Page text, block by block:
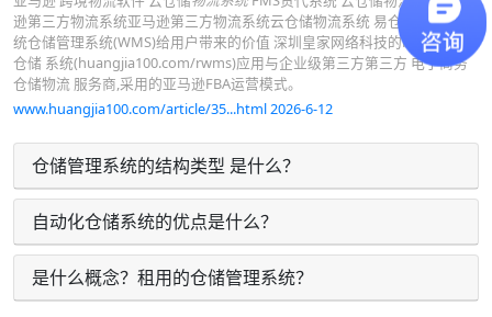
逊第三方物流系统亚马逊第三方物流系统云仓储物流系统 易仓国际货代系
统仓储管理系统(WMS)给用户带来的价值 深圳皇家网络科技的RWMS 电商
仓储 系统(huangjia100.com/rwms)应用与企业级第三方第三方 电子商务
仓储物流 服务商,采用的亚马逊FBA运营模式。
www.huangjia100.com/article/35...html 2026-6-12
仓储管理系统的结构类型 是什么？
自动化仓储系统的优点是什么？
是什么概念？租用的仓储管理系统？